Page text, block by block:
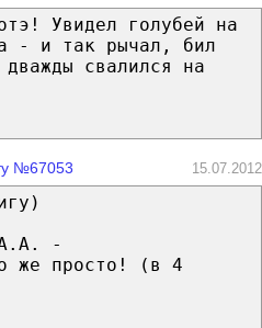
Увидел голубей на
- и так рычал, бил
свалился на
№67053 15.07.2012
А.А. -
же просто! (в 4